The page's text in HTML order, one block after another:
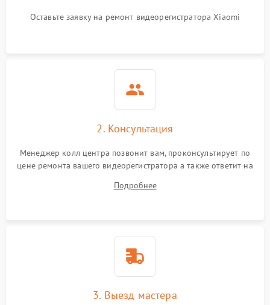
Оставьте заявку на ремонт видеорегистратора Xiaomi
2. Консультация
Менеджер колл центра позвонит вам, проконсультирует по
цене ремонта вашего видеорегистратора а также ответит на
Подробнее
3. Выезд мастера